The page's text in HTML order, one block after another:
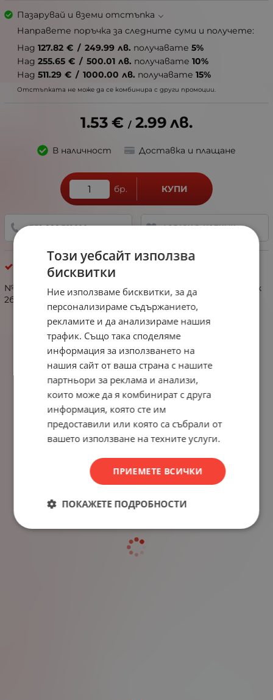
Пазарувай и вземи отстъпка
Направете поръчка за следните суми и получете:
Над 127.82 € / 249.99 лв. получавате 5%
Над 255.65 € / 500.01 лв. получавате 10%
Над 511.29 € / 1000.00 лв. получавате 15%
Отстъпката не може да се комбинира с други промоции.
1.53 € / 2.99 лв.
В наличност Доставка и плащане
бр. КУПИ
+359 888 321 100 ДОБАВИ В ЛЮБИМИ
Силиконови Фигурки
№317093 мъниста силикон топче 20мм отвор 2мм 1пак
2бр
Този уебсайт използва
бисквитки
Ние използваме бисквитки, за да
персонализираме съдържанието,
рекламите и да анализираме нашия
трафик. Също така споделяме
информация за използването на
нашия сайт от ваша страна с нашите
партньори за реклама и анализи,
които може да я комбинират с друга
информация, която сте им
предоставили или която са събрали от
вашето използване на техните услуги.
ПРИЕМЕТЕ ВСИЧКИ
ПОКАЖЕТЕ ПОДРОБНОСТИ